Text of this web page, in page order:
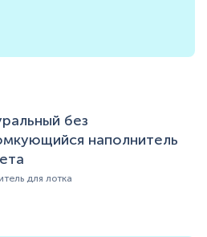
без
наполнитель
для лотка